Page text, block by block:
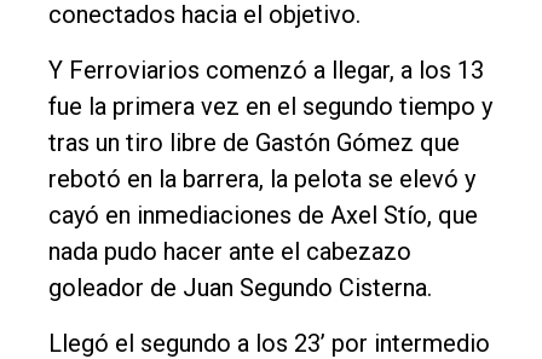
conectados hacia el objetivo.
Y Ferroviarios comenzó a llegar, a los 13
fue la primera vez en el segundo tiempo y
tras un tiro libre de Gastón Gómez que
rebotó en la barrera, la pelota se elevó y
cayó en inmediaciones de Axel Stío, que
nada pudo hacer ante el cabezazo
goleador de Juan Segundo Cisterna.
Llegó el segundo a los 23’ por intermedio